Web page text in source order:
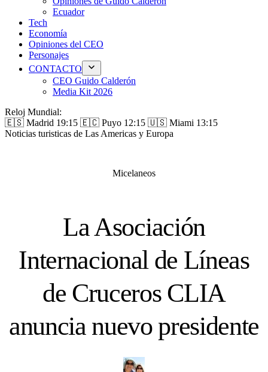
Ecuador
Tech
Economía
Opiniones del CEO
Personajes
CONTACTO
CEO Guido Calderón
Media Kit 2026
Reloj Mundial:
🇪🇸 Madrid 19:15 🇪🇨 Puyo 12:15 🇺🇸 Miami 13:15
Noticias turisticas de Las Americas y Europa
Micelaneos
La Asociación
Internacional de Líneas
de Cruceros CLIA
anuncia nuevo presidente